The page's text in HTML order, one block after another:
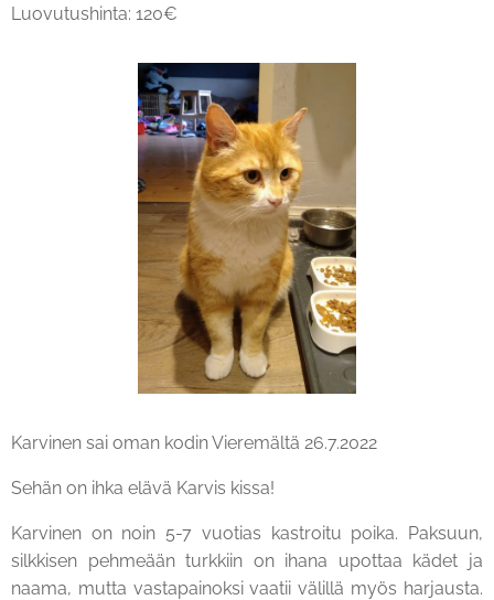
Luovutushinta: 120€
Karvinen sai oman kodin Vieremältä 26.7.2022
Sehän on ihka elävä Karvis kissa!
Karvinen on noin 5-7 vuotias kastroitu poika. Paksuun,
silkkisen pehmeään turkkiin on ihana upottaa kädet ja
naama, mutta vastapainoksi vaatii välillä myös harjausta.